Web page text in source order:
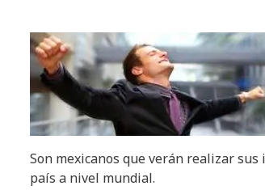
Son mexicanos que verán realizar
país a nivel mundial.